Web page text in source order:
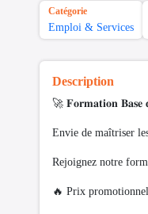
Catégorie
Emploi & Services
Description
🚀 𝐅𝐨𝐫𝐦𝐚𝐭𝐢𝐨𝐧 𝐁𝐚𝐬𝐞
Envie de maîtriser
Rejoignez notre
🔥 Prix